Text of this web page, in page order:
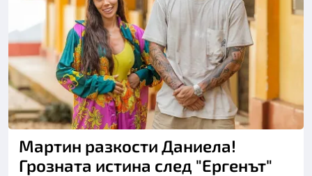
Снимка: bTV
Мартин разкости Даниела!
Грозната истина след "Ергенът"